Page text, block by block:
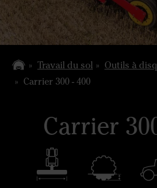
Travail du sol
Outils à
Carrier 300 - 400
Carrier